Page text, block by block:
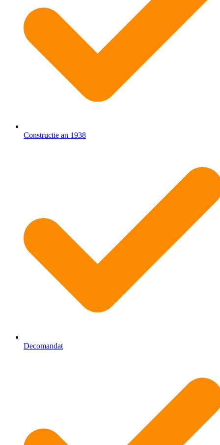
Constructie an 1938
Decomandat